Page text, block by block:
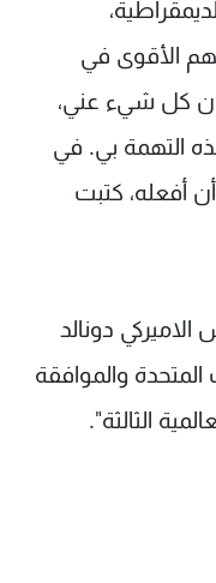
الأقوى في
كل شيء عني،
التهمة بي. في
أفعله، كتبت
دونالد
والموافقة
الثالثة".